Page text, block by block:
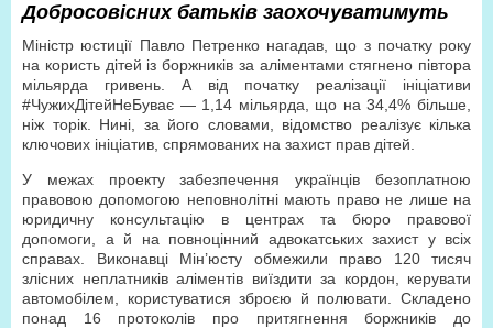
Добросовісних батьків заохочу­ватимуть
Міністр юстиції Павло Петренко нагадав, що з початку року
на користь дітей із боржників за аліментами стягнено півтора
мільярда гривень. А від початку реалізації ініціативи
#ЧужихДітейНеБуває — 1,14 мільярда, що на 34,4% більше,
ніж торік. Нині, за його словами, відомство реалізує кілька
ключових ініціатив, спрямованих на захист прав дітей.
У межах проекту забезпечення українців безоплатною
правовою допомогою неповнолітні мають право не лише на
юридичну консультацію в центрах та бюро правової
допомоги, а й на повноцінний адвокатських захист у всіх
справах. Виконавці Мін’юсту обмежили право 120 тисяч
злісних неплатників аліментів виїздити за кордон, керувати
автомобілем, користуватися зброєю й полювати. Складено
понад 16 протоколів про притягнення боржників до